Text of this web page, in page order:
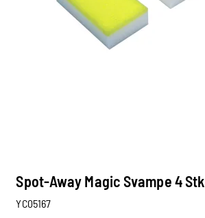
Spot-Away Magic Svampe 4 Stk
YC05167